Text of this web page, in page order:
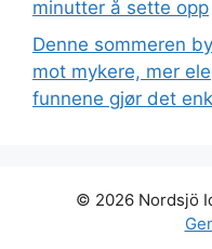
minutter å sette opp
Denne sommeren
mot mykere, mer
funnene gjør det
© 2026 Nordsjö